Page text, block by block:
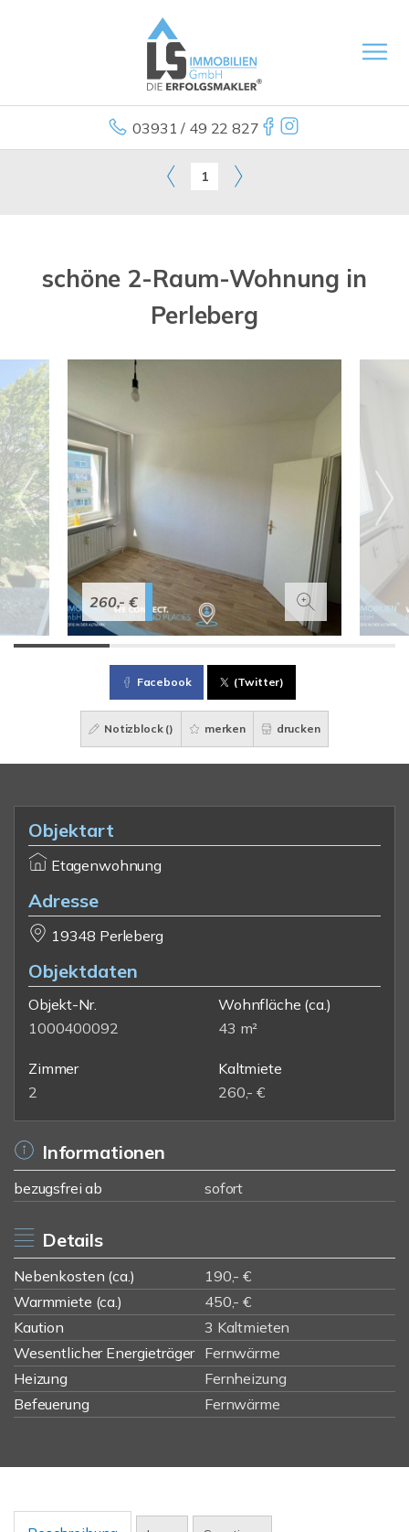
03931 / 49 22 827
1
schöne 2-Raum-Wohnung in
Perleberg
260,- €
Facebook (Twitter)
Notizblock () merken drucken
Objektart
Etagenwohnung
Adresse
19348 Perleberg
Objektdaten
Objekt-Nr.
1000400092
Wohnfläche (ca.)
43 m²
Zimmer
2
Kaltmiete
260,- €
Informationen
bezugsfrei ab sofort
Details
Nebenkosten (ca.)
190,- €
Warmmiete (ca.)
450,- €
Kaution
3 Kaltmieten
Wesentlicher Energieträger Fernwärme
Heizung
Fernheizung
Befeuerung
Fernwärme